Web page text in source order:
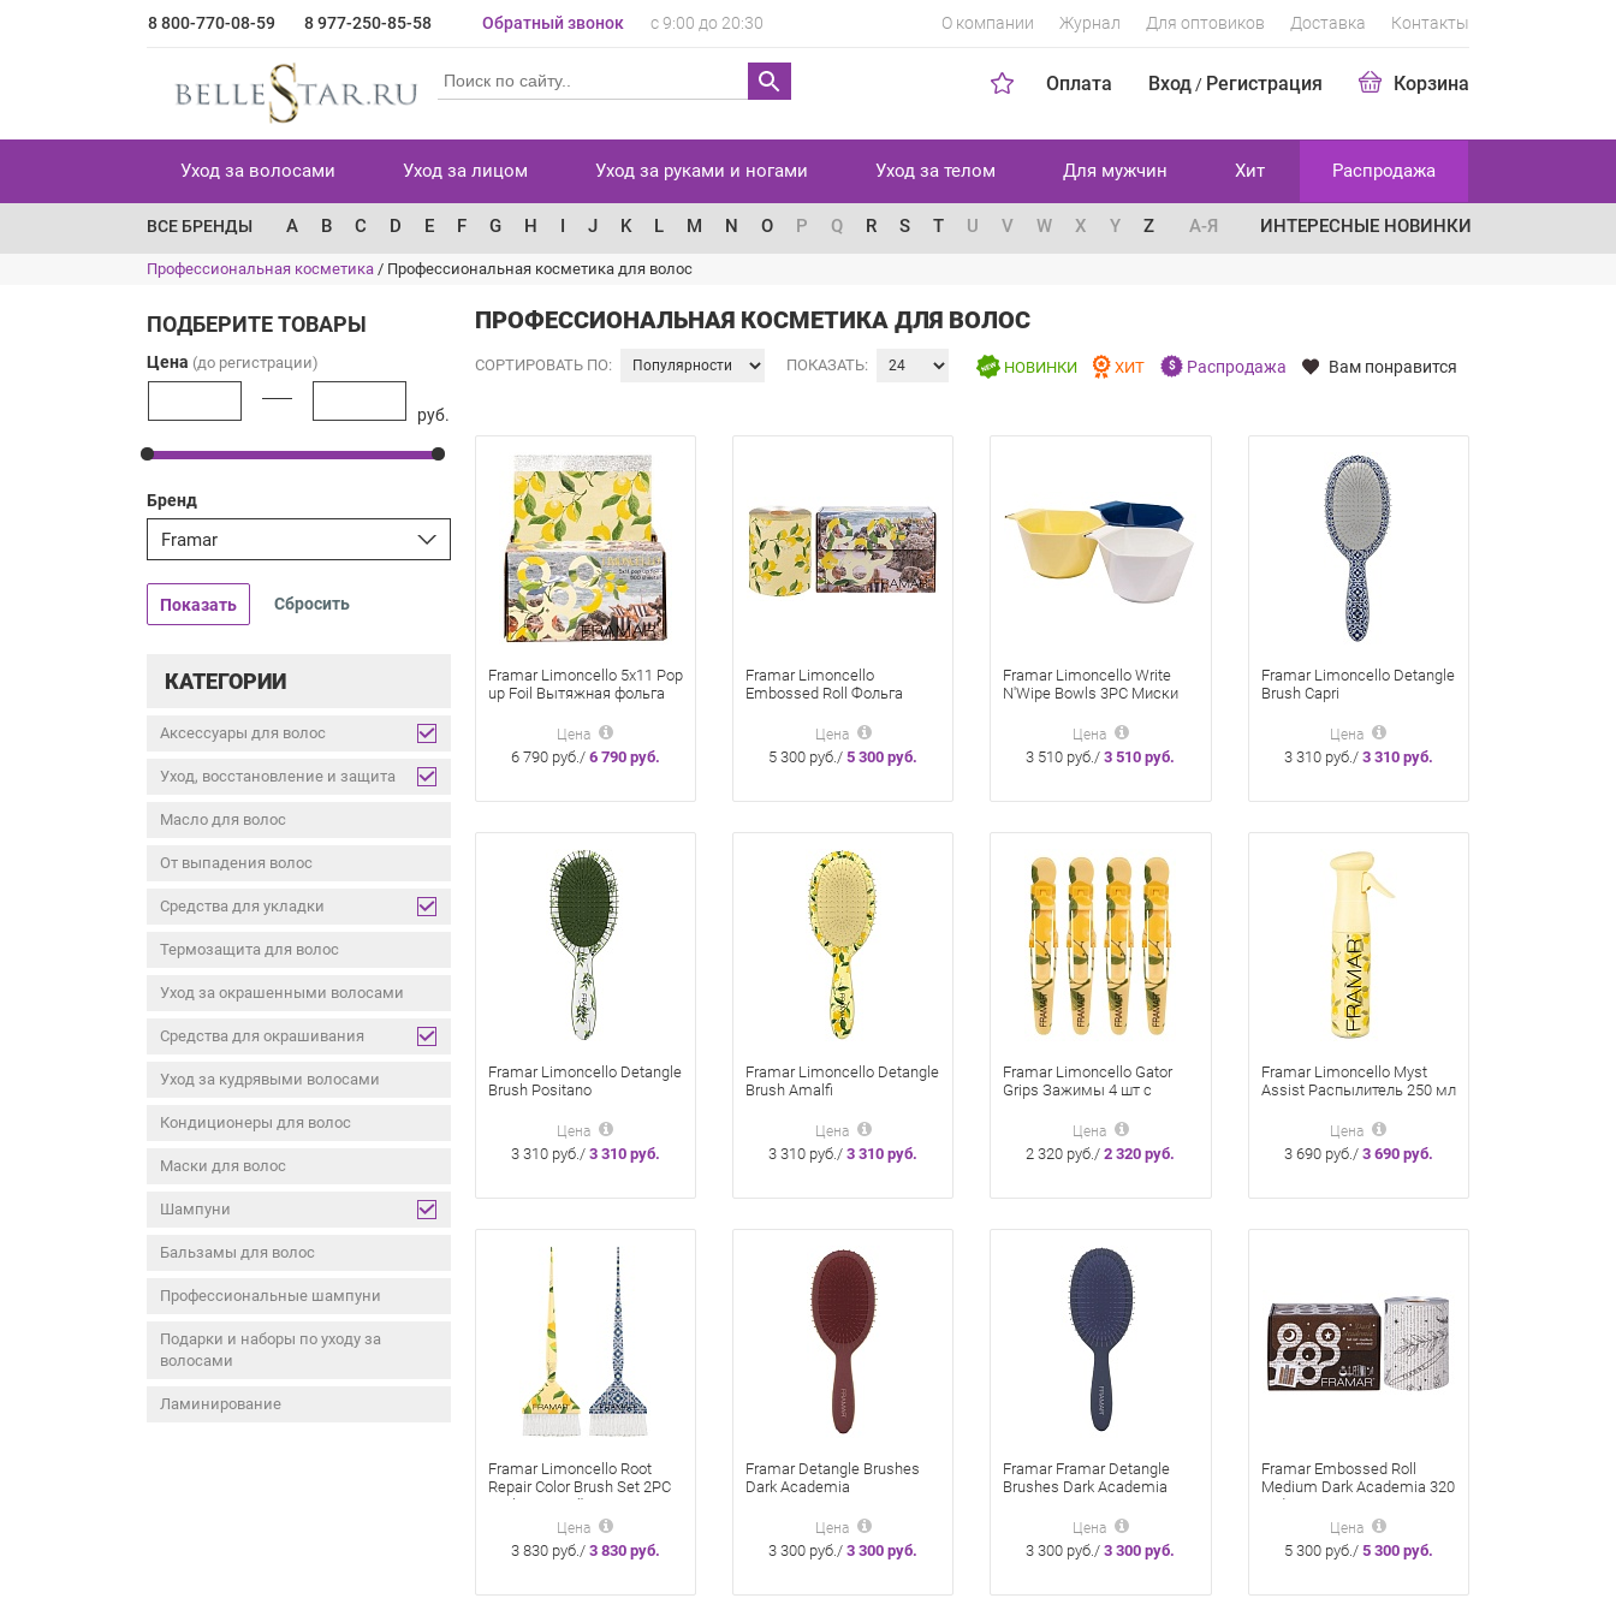
8 800-770-08-59 8 977-250-85-58 Обратный звонок с 9:00 до 20:30 О компании Журнал Для оптовиков Доставка Контакты
Оплата Вход / Регистрация Корзина
Уход за волосами Уход за лицом Уход за руками и ногами Уход за телом Для мужчин Хит Распродажа
ВСЕ БРЕНДЫ A B C D E F G H I J K L M N O P Q R S T U V W X Y Z А-Я ИНТЕРЕСНЫЕ НОВИНКИ
Профессиональная косметика / Профессиональная косметика для волос
ПОДБЕРИТЕ ТОВАРЫ
Цена (до регистрации)
руб.
Бренд
Framar
Показать
КАТЕГОРИИ
Аксессуары для волос
Уход, восстановление и защита
Масло для волос
От выпадения волос
Средства для укладки
Термозащита для волос
Уход за окрашенными волосами
Средства для окрашивания
Уход за кудрявыми волосами
Кондиционеры для волос
Маски для волос
Шампуни
Бальзамы для волос
Профессиональные шампуни
Подарки и наборы по уходу за
волосами
Ламинирование
ПРОФЕССИОНАЛЬНАЯ КОСМЕТИКА ДЛЯ ВОЛОС
СОРТИРОВАТЬ ПО: ПОКАЗАТЬ: НОВИНКИ ХИТ Распродажа Вам понравится
Framar Limoncello 5x11 Pop
up Foil Вытяжная фольга
листов 12x28 см
Лимончелло
Цена
6 790 руб./ 6 790 руб.
Framar Limoncello
Embossed Roll Фольга
Цена
5 300 руб./5 300 руб.
Framar Limoncello Write
N'Wipe Bowls 3PC Миски
вкладками для записей 3
шт Лимончелло
Цена
3 510 руб./3 510 руб.
Framar Limoncello Detangle
Brush Capri
«Капри» для волос
Цена
3 310 руб./ 3 310 руб.
Framar Limoncello Detangle
Brush Positano
«Позитано» для волос
Цена
3 310 руб./ 3 310 руб.
Framar Limoncello Detangle
Brush Amalfi
«Амальфи» для волос
Цена
3 310 руб./3 310 руб.
Framar Limoncello Gator
Grips Зажимы 4 шт с
покрытием «Лимончелло»
Цена
2 320 руб./2 320 руб.
Framar Limoncello Myst
Assist Распылитель 250 мл
стилиста «Лимончелло»
Цена
3 690 руб./ 3 690 руб.
Framar Limoncello Root
Repair Color Brush Set 2PC
Набор кистей 2 шт
Limoncello для
окрашивания корней
Цена
3 830 руб./ 3 830 руб.
Framar Detangle Brushes
Dark Academia
«Maroon» для волос
Цена
3 300 руб./3 300 руб.
Framar Framar Detangle
Brushes Dark Academia
Midnight для волос
Цена
3 300 руб./3 300 руб.
Framar Embossed Roll
Medium Dark Academia 320
Ft Фольга в рулоне с
тиснением «Темная
академия» 98 м для
окрашивания
Цена
5 300 руб./ 5 300 руб.